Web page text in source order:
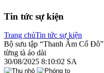
Tin tức sự kiện
Trang chủTin tức sự kiện
Bộ sưu tập “Thanh Âm Cố
từng tà áo dài
30/08/2025 8:10:02 SA